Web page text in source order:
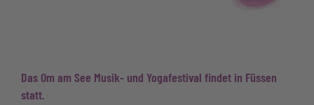
Das Om am See Musik- und Yogafestival findet in Füssen
statt.